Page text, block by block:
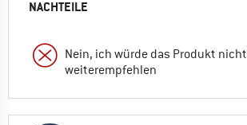
NACHTEILE
Nein, ich würde das Produkt nicht
weiterempfehlen